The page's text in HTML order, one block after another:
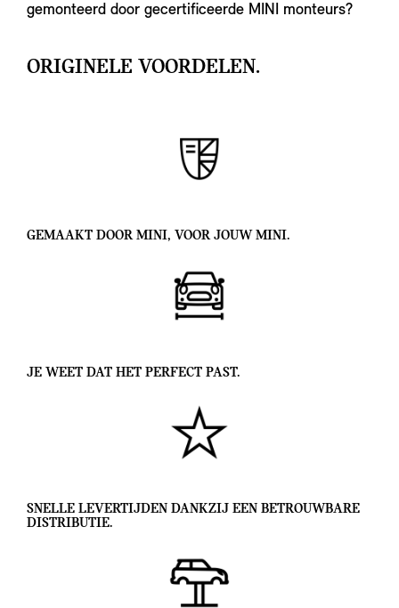
gemonteerd door gecertificeerde MINI monteurs?
ORIGINELE VOORDELEN.
GEMAAKT DOOR MINI, VOOR JOUW MINI.
JE WEET DAT HET PERFECT PAST.
SNELLE LEVERTIJDEN DANKZIJ EEN BETROUWBARE
DISTRIBUTIE.